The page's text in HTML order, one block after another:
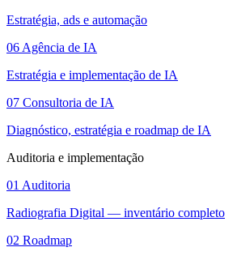
Estratégia, ads e automação
06 Agência de IA
Estratégia e implementação de IA
07 Consultoria de IA
Diagnóstico, estratégia e roadmap de IA
Auditoria e implementação
01 Auditoria
Radiografia Digital — inventário completo
02 Roadmap